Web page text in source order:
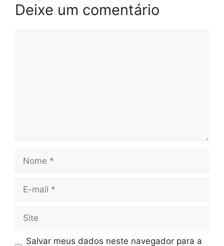
Deixe um comentário
mail
Salvar meus dados neste navegador para a